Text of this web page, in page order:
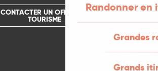
Randonner en
Grandes
Grands
CONTACTER UN OFFICE DE
TOURISME